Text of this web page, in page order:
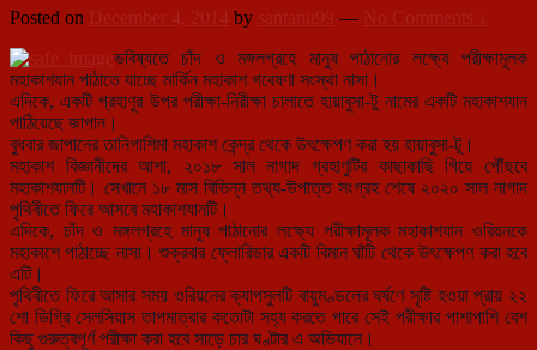
Posted on December 4, 2014 by santanu99 — No Comments ↓
ভবিষ্যতে চাঁদ ও মঙ্গলগ্রহে মানুষ পাঠানোর লক্ষ্যে পরীক্ষামূলক
মহাকাশযান পাঠাতে যাচ্ছে মার্কিন মহাকাশ গবেষণা সংস্থা নাসা।
এদিকে, একটি গ্রহাণুর উপর পরীক্ষা-নিরীক্ষা চালাতে হায়াবুসা-টু নামের একটি মহাকাশযান
পাঠিয়েছে জাপান।
বুধবার জাপানের তানিগাশিমা মহাকাশ কেন্দ্র থেকে উৎক্ষেপণ করা হয় হায়াবুসা-টু।
মহাকাশ বিজ্ঞানীদের আশা, ২০১৮ সাল নাগাদ গ্রহাণুটির কাছাকাছি গিয়ে পৌঁছবে
মহাকাশযানটি। সেখানে ১৮ মাস বিভিন্ন তথ্য-উপাত্ত সংগ্রহ শেষে ২০২০ সাল নাগাদ
পৃথিবীতে ফিরে আসবে মহাকাশযানটি।
এদিকে, চাঁদ ও মঙ্গলগ্রহে মানুষ পাঠানোর লক্ষ্যে পরীক্ষামূলক মহাকাশযান ওরিয়নকে
মহাকাশে পাঠাচ্ছে নাসা। শুক্রবার ফ্লোরিডার একটি বিমান ঘাঁটি থেকে উৎক্ষেপণ করা হবে
এটি।
পৃথিবীতে ফিরে আসার সময় ওরিয়নের ক্যাপসুলটি বায়ুমণ্ডলের ঘর্ষণে সৃষ্টি হওয়া প্রায় ২২
শো ডিগ্রি সেলসিয়াস তাপমাত্রার কতোটা সহ্য করতে পারে সেই পরীক্ষার পাশাপাশি বেশ
কিছু গুরুত্বপূর্ণ পরীক্ষা করা হবে সাড়ে চার ঘণ্টার এ অভিযানে।